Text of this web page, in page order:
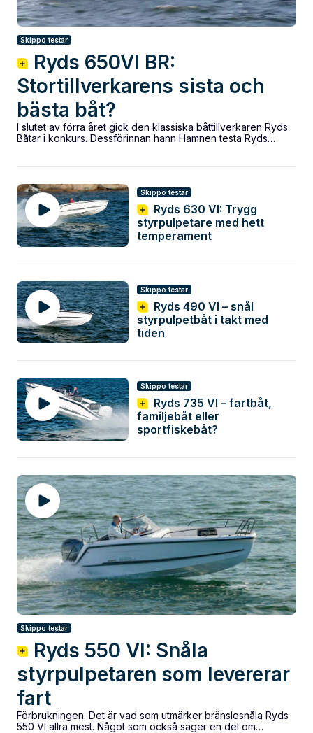
Skippo testar
Ryds 650VI BR:
Stortillverkarens sista och
bästa båt?
I slutet av förra året gick den klassiska båttillverkaren Ryds
Båtar i konkurs. Dessförinnan hann Hamnen testa Ryds
Skippo testar
Ryds 630 VI: Trygg
styrpulpetare med hett
temperament
Skippo testar
Ryds 490 VI – snål
styrpulpetbåt i takt med
tiden
Skippo testar
Ryds 735 VI – fartbåt,
familjebåt eller
sportfiskebåt?
Skippo testar
Ryds 550 VI: Snåla
styrpulpetaren som levererar
fart
Förbrukningen. Det är vad som utmärker bränslesnåla Ryds
550 VI allra mest. Något som också säger en del om